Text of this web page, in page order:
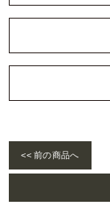
<< 前の商品へ